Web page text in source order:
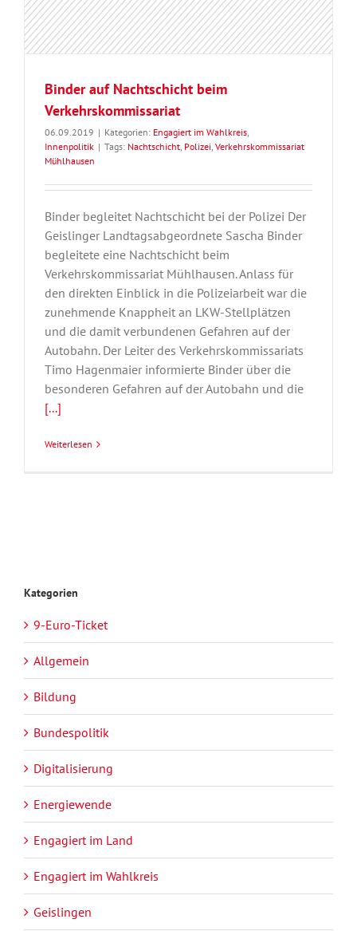
Binder auf Nachtschicht beim
Verkehrskommissariat
06.09.2019 | Kategorien: Engagiert im Wahlkreis,
Innenpolitik | Tags: Nachtschicht, Polizei, Verkehrskommissariat
Mühlhausen
Binder begleitet Nachtschicht bei der Polizei Der
Geislinger Landtagsabgeordnete Sascha Binder
begleitete eine Nachtschicht beim
Verkehrskommissariat Mühlhausen. Anlass für
den direkten Einblick in die Polizeiarbeit war die
zunehmende Knappheit an LKW-Stellplätzen
und die damit verbundenen Gefahren auf der
Autobahn. Der Leiter des Verkehrskommissariats
Timo Hagenmaier informierte Binder über die
besonderen Gefahren auf der Autobahn und die
[...]
Weiterlesen
Kategorien
9-Euro-Ticket
Allgemein
Bildung
Bundespolitik
Digitalisierung
Energiewende
Engagiert im Land
Engagiert im Wahlkreis
Geislingen